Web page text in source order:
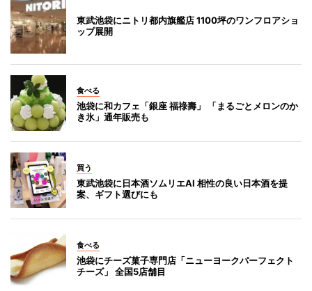
東武池袋にニトリ都内旗艦店 1100坪のワンフロアショ
ップ展開
食べる
池袋に和カフェ「銀座 福祿壽」 「まるごとメロンのか
き氷」通年販売も
買う
東武池袋に日本酒ソムリエAI 相性の良い日本酒を提
案、ギフト選びにも
食べる
池袋にチーズ菓子専門店「ニューヨークパーフェクト
チーズ」 全国5店舗目